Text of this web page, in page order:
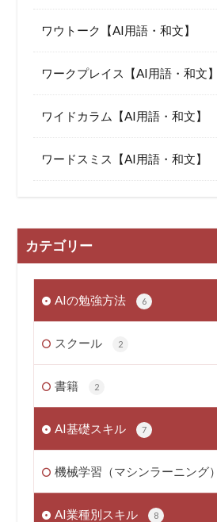
ワウトーク【AI用語・和文】
ワークプレイス【AI用語・和文】
ワイドカラム【AI用語・和文】
ワードスミス【AI用語・和文】
カテゴリー
AIの勉強方法 6
スクール 2
書籍 2
AI基礎スキル 7
機械学習（マシンラーニング）
AI業種別スキル 8